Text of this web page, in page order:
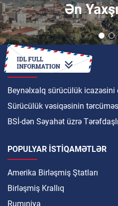
Ən
NECƏ
Beynəlxalq sürücülük
Sürücülük vəsiqəsinin
BSİ-dən Səyahət üzrə
POPULYAR ISTIQAMƏTLƏR
Amerika Birləşmiş Ştatları
Birləşmiş Krallıq
Rumıniya